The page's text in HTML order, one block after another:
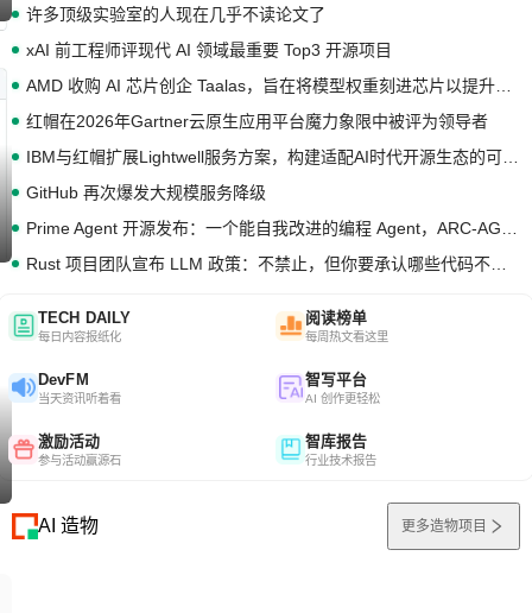
许多顶级实验室的人现在几乎不读论文了
xAI 前工程师评现代 AI 领域最重要 Top3 开源项目
红帽在2026年Gartner云原生应用平台魔力象限中被评为领导者
GitHub 再次爆发大规模服务降级
TECH DAILY
每日内容报纸化
阅读榜单
每周热文看这里
DevFM
当天资讯听着看
智写平台
AI 创作更轻松
激励活动
参与活动赢源石
智库报告
行业技术报告
AI 造物 更多造物项目